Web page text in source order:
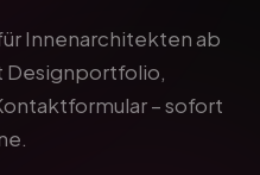
Innenarchitekten ab
Designportfolio,
– sofort